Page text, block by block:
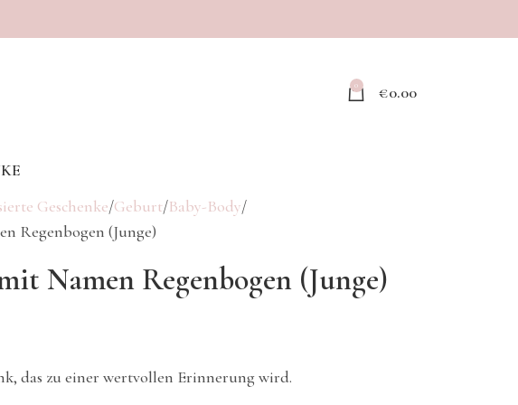
0 €0.00
Geschenke Geburt Baby-Body
Regenbogen (Junge)
Namen Regenbogen (Junge)
das zu einer wertvollen Erinnerung wird.